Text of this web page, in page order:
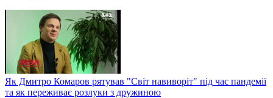
Як Дмитро Комаров рятував "Світ навиворіт" під час пандемії
та як переживає розлуки з дружиною